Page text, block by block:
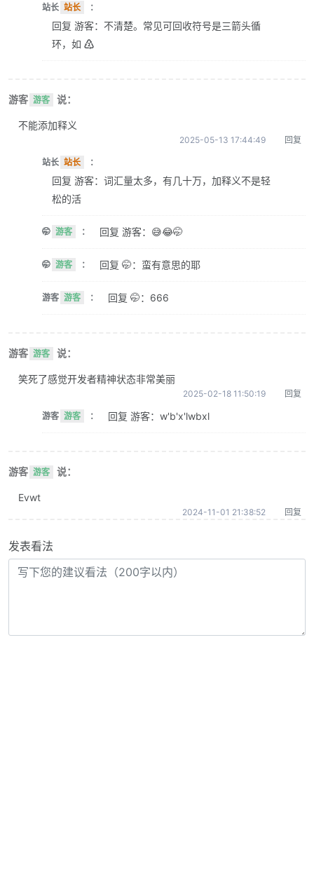
站长 站长 ：
回复 游客：不清楚。常见可回收符号是三箭头循
环，如 ♴
游客 游客 说：
不能添加释义
2025-05-13 17:44:49 回复
站长 站长 ：
回复 游客：词汇量太多，有几十万，加释义不是轻
松的活
🤭 游客 ： 回复 游客：😅😂🤭
🤭 游客 ： 回复 🤭：蛮有意思的耶
游客 游客 ： 回复 🤭：666
游客 游客 说：
笑死了感觉开发者精神状态非常美丽
2025-02-18 11:50:19 回复
游客 游客 ： 回复 游客：w'b'x'lwbxl
游客 游客 说：
Evwt
2024-11-01 21:38:52 回复
发表看法